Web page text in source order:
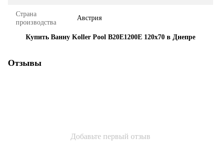
Страна
производства
Австрия
Купить Ванну Koller Pool B20E1200E 120x70 в Днепре
Отзывы
Добавьте первый отзыв